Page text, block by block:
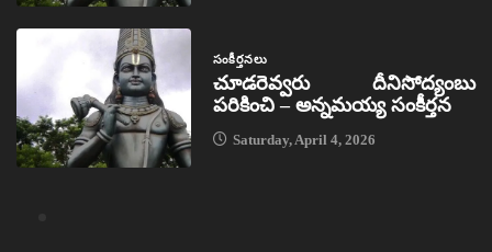
సంకీర్తనలు
చూడరెవ్వరు దీనిసోద్యంబు
పరికించి – అన్నమయ్య సంకీర్తన
Saturday, April 4, 2026